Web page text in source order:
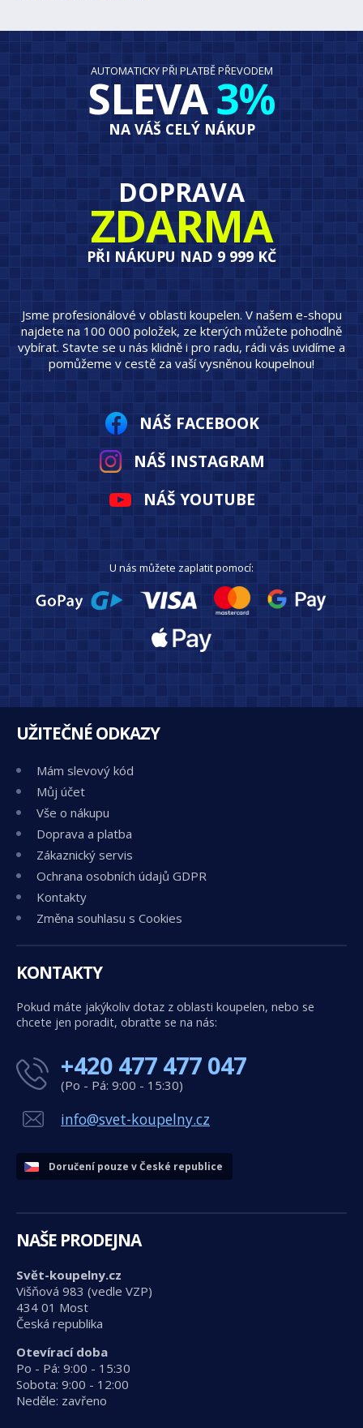
AUTOMATICKY PŘI PLATBĚ PŘEVODEM
SLEVA3%
NA VÁŠ CELÝ NÁKUP
DOPRAVA
ZDARMA
PŘI NÁKUPU NAD 9 999 KČ
Jsme profesionálové v oblasti koupelen. V našem e-shopu
najdete na 100 000 položek, ze kterých můžete pohodlně
vybírat. Stavte se u nás klidně i pro radu, rádi vás uvidíme a
pomůžeme v cestě za vaší vysněnou koupelnou!
NÁŠ FACEBOOK
NÁŠ INSTAGRAM
NÁŠ YOUTUBE
U nás můžete zaplatit pomocí:
UŽITEČNÉ ODKAZY
Mám slevový kód
Můj účet
Vše o nákupu
Doprava a platba
Zákaznický servis
Ochrana osobních údajů GDPR
Kontakty
Změna souhlasu s Cookies
KONTAKTY
Pokud máte jakýkoliv dotaz z oblasti koupelen, nebo se
chcete jen poradit, obraťte se na nás:
+420 477 477 047
(Po - Pá: 9:00 - 15:30)
info@svet-koupelny.cz
Doručení pouze v České republice
NAŠE PRODEJNA
Svět-koupelny.cz
Višňová 983 (vedle VZP)
434 01 Most
Česká republika
Otevírací doba
Po - Pá: 9:00 - 15:30
Sobota: 9:00 - 12:00
Neděle: zavřeno